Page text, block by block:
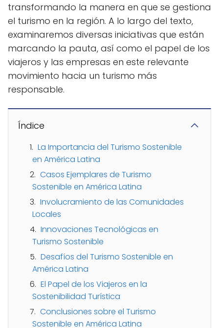
transformando la manera en que se gestiona
el turismo en la región. A lo largo del texto,
examinaremos diversas iniciativas que están
marcando la pauta, así como el papel de los
viajeros y las empresas en este relevante
movimiento hacia un turismo más
responsable.
Índice
La Importancia del Turismo Sostenible
en América Latina
Casos Ejemplares de Turismo
Sostenible en América Latina
Involucramiento de las Comunidades
Locales
Innovaciones Tecnológicas en
Turismo Sostenible
Desafíos del Turismo Sostenible en
América Latina
El Papel de los Viajeros en la
Sostenibilidad Turística
Conclusiones sobre el Turismo
Sostenible en América Latina